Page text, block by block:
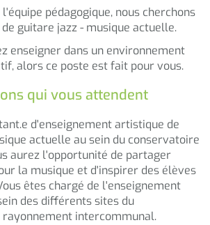
pédagogique, nous cherchons
guitare jazz - musique actuelle.
enseigner dans un environnement
alors ce poste est fait pour vous.
qui vous attendent
d'enseignement artistique de
actuelle au sein du conservatoire
aurez l'opportunité de partager
la musique et d'inspirer des élèves
êtes chargé de l'enseignement
des différents sites du
intercommunal.